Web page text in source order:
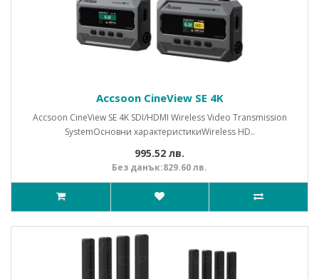
Accsoon CineView SE 4K
Accsoon CineView SE 4K SDI/HDMI Wireless Video Transmission
System Основни характеристикиWireless HD..
995.52 лв.
Без данък:829.60 лв.